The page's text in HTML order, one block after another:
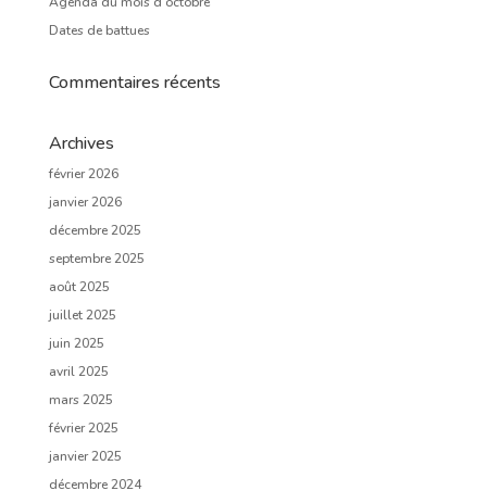
Dates de battues
Commentaires récents
Archives
février 2026
janvier 2026
décembre 2025
septembre 2025
août 2025
juillet 2025
juin 2025
avril 2025
mars 2025
février 2025
janvier 2025
décembre 2024